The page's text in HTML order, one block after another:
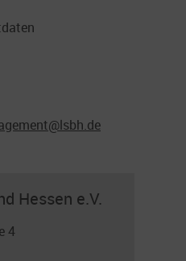
lsbh.de
Hessen e.V.
4